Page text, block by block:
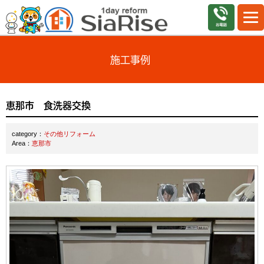
施工事例
恵那市 食洗器交換
category： その他リフォーム
Area： 恵那市